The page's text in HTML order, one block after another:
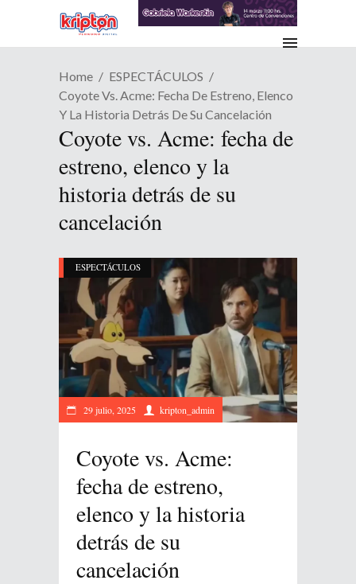
Home
ESPECTÁCULOS
Coyote Vs. Acme: Fecha De Estreno, Elenco
Y La Historia Detrás De Su Cancelación
Coyote vs. Acme: fecha de
estreno, elenco y la
historia detrás de su
cancelación
ESPECTÁCULOS
29 julio, 2025 kripton_admin
Coyote vs. Acme:
fecha de estreno,
elenco y la historia
detrás de su
cancelación